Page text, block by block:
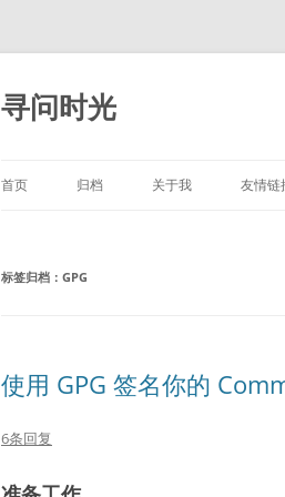
跳
正
文
寻问时光
首页 归档 关于我 友情链
标签归档： GPG
使用 GPG 签名你的
6条回复